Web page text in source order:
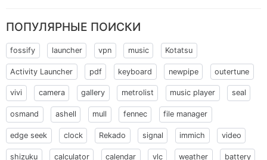
ПОПУЛЯРНЫЕ ПОИСКИ
fossify launcher vpn music Kotatsu
Activity Launcher pdf keyboard newpipe outertune
vivi camera gallery metrolist music player seal
osmand ashell mull fennec file manager
edge seek clock Rekado signal immich video
shizuku calculator calendar vlc weather battery